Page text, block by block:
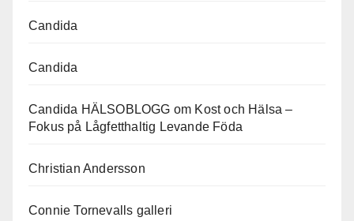
Candida
Candida
Candida HÄLSOBLOGG om Kost och Hälsa –
Fokus på Lågfetthaltig Levande Föda
Christian Andersson
Connie Tornevalls galleri